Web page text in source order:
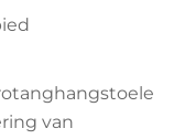
van